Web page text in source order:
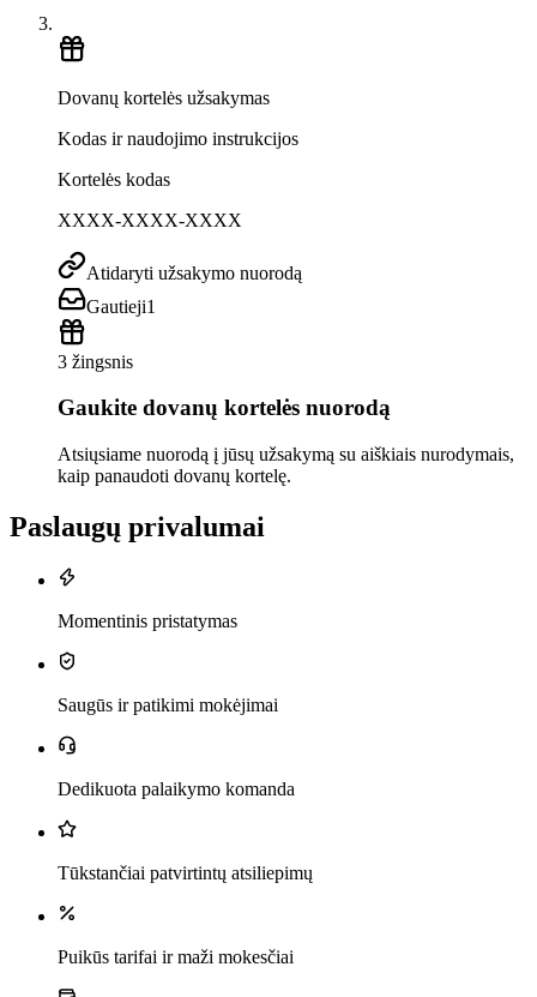
Dovanų kortelės užsakymas
Kodas ir naudojimo instrukcijos
Kortelės kodas
XXXX-XXXX-XXXX
Atidaryti užsakymo nuorodą
Gautieji1
3 žingsnis
Gaukite dovanų kortelės nuorodą
Atsiųsiame nuorodą į jūsų užsakymą su aiškiais nurodymais,
kaip panaudoti dovanų kortelę.
Paslaugų privalumai
Momentinis pristatymas
Saugūs ir patikimi mokėjimai
Dedikuota palaikymo komanda
Tūkstančiai patvirtintų atsiliepimų
Puikūs tarifai ir maži mokesčiai